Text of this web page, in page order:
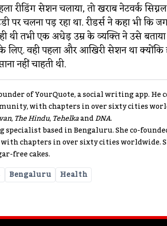
रीडिंग सेशन चलाया, तो खराब नेटवर्क
चलना पड़ रहा था. रीडर्स ने कहा भी कि
थी तभी एक अधेड़ उम्र के व्यक्ति ने उसे
वही पहला और आखिरी सेशन था क्योंकि
नहीं चाहती थी.
of YourQuote, a social writing app. He
with chapters in over sixty cities
, The Hindu, TehelkaandDNA.
based in Bengaluru. She co-
chapters in over sixty cities worldwide.
free cakes.
Bengaluru Health